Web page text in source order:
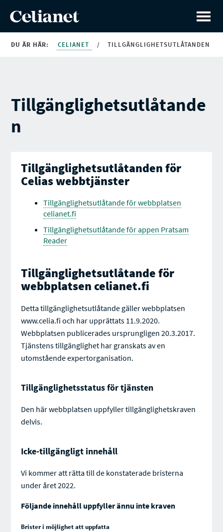
DU ÄR HÄR: CELIANET / TILLGÄNGLIGHETSUTLÅTANDEN
Tillgänglighetsutlåtande
n
Tillgänglighetsutlåtanden för
Celias webbtjänster
Tillgänglighetsutlåtande för webbplatsen
celianet.fi
Tillgänglighetsutlåtande för appen Pratsam
Reader
Tillgänglighetsutlåtande för
webbplatsen celianet.fi
Detta tillgänglighetsutlåtande gäller webbplatsen
www.celia.fi och har upprättats 11.9.2020.
Webbplatsen publicerades ursprungligen 20.3.2017.
Tjänstens tillgänglighet har granskats av en
utomstående expertorganisation.
Tillgänglighetsstatus för tjänsten
Den här webbplatsen uppfyller tillgänglighetskraven
delvis.
Icke-tillgängligt innehåll
Vi kommer att rätta till de konstaterade bristerna
under året 2022.
Följande innehåll uppfyller ännu inte kraven
Brister i möjlighet att uppfatta